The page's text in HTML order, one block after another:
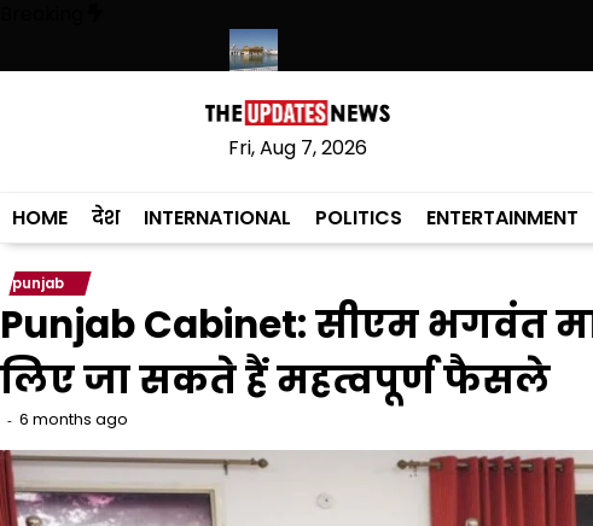
content
श्री गुरु हरिकृष्ण साहिब जी के प्रकाश पर्व पर श्री हरिमंदिर
Fri, Aug 7, 2026
HOME देश INTERNATIONAL POLITICS ENTERTAINMENT
punjab
Punjab Cabinet: सीएम भगवंत
लिए जा सकते हैं महत्वपूर्ण फैसले
6 months ago